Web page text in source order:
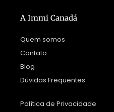
A Immi Canadá
Quem somos
Contato
Blog
Dúvidas Frequentes
Política de Privacidade